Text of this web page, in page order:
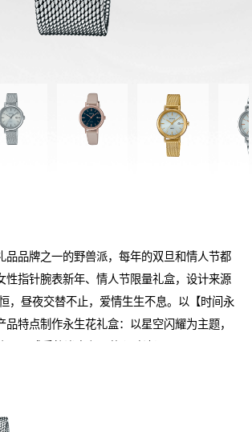
品品牌之一的野兽派，每年的双旦和情人节都
性指针腕表新年、情人节限量礼盒，设计来源
，昼夜交替不止，爱情生生不息。以【时间永
特点制作永生花礼盒：以星空闪耀为主题，
目，感受静谧夜色下的心动浪漫。